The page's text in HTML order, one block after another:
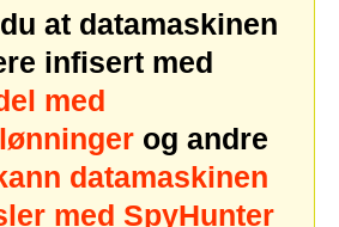
at datamaskinen
infisert med
med
og andre
datamaskinen
med SpyHunter